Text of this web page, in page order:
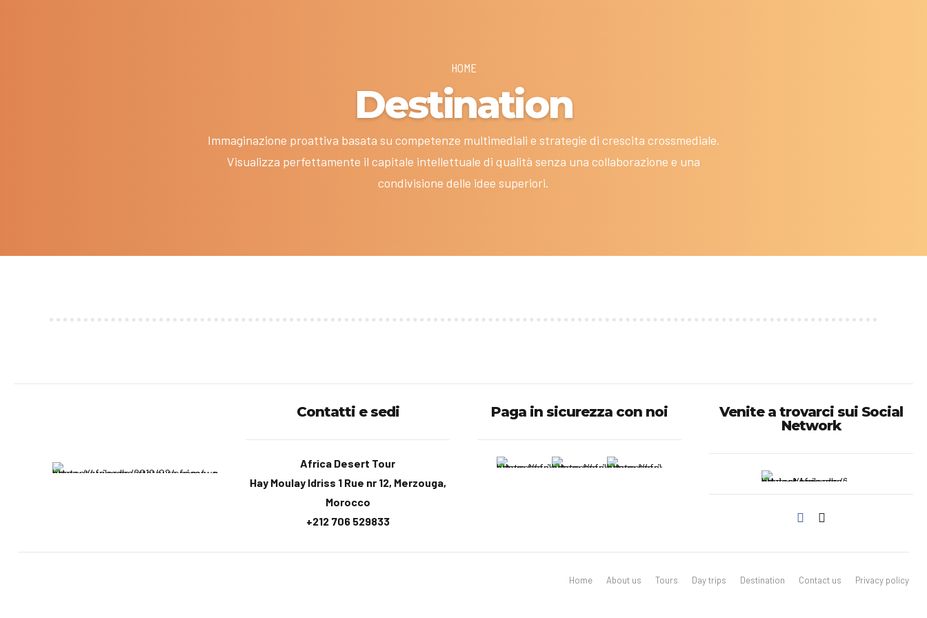
HOME
Destination
Immaginazione proattiva basata su competenze multimediali e strategie di crescita crossmediale.
Visualizza perfettamente il capitale intellettuale di qualità senza una collaborazione e una
condivisione delle idee superiori.
Contatti e sedi
Africa Desert Tour
Hay Moulay Idriss 1 Rue nr 12, Merzouga,
Morocco
+212 706 529833
Paga in sicurezza con noi
Venite a trovarci sui Social
Network
Home About us Tours Day trips Destination Contact us Privacy policy